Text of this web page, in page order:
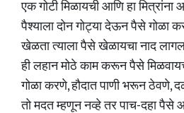
एक गोटी मिळायची आणि हा
पैश्याला दोन गोट्या देऊन पैसे गोळा
खेळता त्याला पैसे खेळायचा नाद
ही लहान मोठे काम करून पैसे
गोळा करणे, हौदात पाणी भरून
तो मदत म्हणून नव्हे तर पाच-दहा पैसे